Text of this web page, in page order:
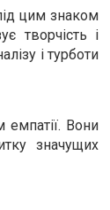
цим знаком
творчість і
і турботи
емпатії. Вони
значущих